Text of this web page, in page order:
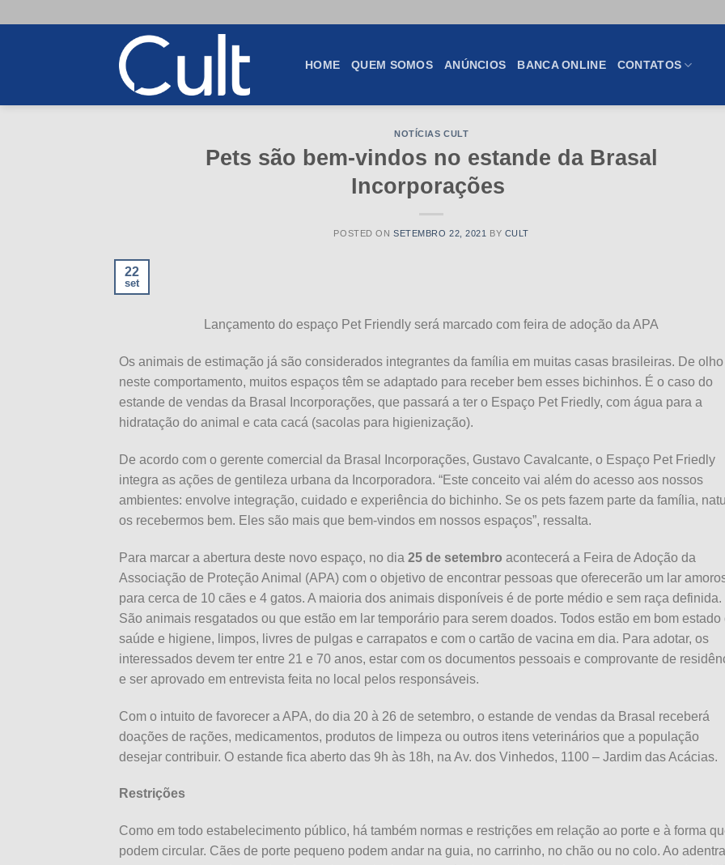
HOME QUEM SOMOS ANÚNCIOS BANCA ONLINE CONTATOS
NOTÍCIAS CULT
Pets são bem-vindos no estande da Brasal
Incorporações
POSTED ONSETEMBRO 22, 2021 BY CULT
22
set
Lançamento do espaço Pet Friendly será marcado com feira de adoção da APA
Os animais de estimação já são considerados integrantes da família em muitas casas brasileiras. De olho
neste comportamento, muitos espaços têm se adaptado para receber bem esses bichinhos. É o caso do
estande de vendas da Brasal Incorporações, que passará a ter o Espaço Pet Friedly, com água para a
hidratação do animal e cata cacá (sacolas para higienização).
De acordo com o gerente comercial da Brasal Incorporações, Gustavo Cavalcante, o Espaço Pet Friedly
integra as ações de gentileza urbana da Incorporadora. “Este conceito vai além do acesso aos nossos
ambientes: envolve integração, cuidado e experiência do bichinho. Se os pets fazem parte da família,
os recebermos bem. Eles são mais que bem-vindos em nossos espaços”, ressalta.
Para marcar a abertura deste novo espaço, no dia 25 de setembro acontecerá a Feira de Adoção da
Associação de Proteção Animal (APA) com o objetivo de encontrar pessoas que oferecerão um lar
para cerca de 10 cães e 4 gatos. A maioria dos animais disponíveis é de porte médio e sem raça definida.
São animais resgatados ou que estão em lar temporário para serem doados. Todos estão em bom estado
saúde e higiene, limpos, livres de pulgas e carrapatos e com o cartão de vacina em dia. Para adotar, os
interessados devem ter entre 21 e 70 anos, estar com os documentos pessoais e comprovante de
e ser aprovado em entrevista feita no local pelos responsáveis.
Com o intuito de favorecer a APA, do dia 20 à 26 de setembro, o estande de vendas da Brasal receberá
doações de rações, medicamentos, produtos de limpeza ou outros itens veterinários que a população
desejar contribuir. O estande fica aberto das 9h às 18h, na Av. dos Vinhedos, 1100 – Jardim das Acácias.
Restrições
Como em todo estabelecimento público, há também normas e restrições em relação ao porte e à forma
podem circular. Cães de porte pequeno podem andar na guia, no carrinho, no chão ou no colo. Ao